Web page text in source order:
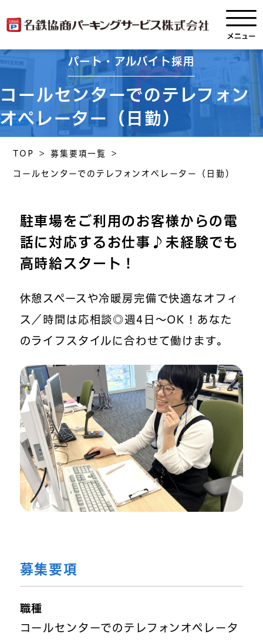
パート・アルバイト採用
コールセンターでのテレフォン
オペレーター（日勤）
TOP > 募集要項一覧 >
コールセンターでのテレフォンオペレーター（日勤）
駐車場をご利用のお客様からの電
話に対応するお仕事♪未経験でも
高時給スタート！
休憩スペースや冷暖房完備で快適なオフィ
ス／時間は応相談◎週4日～OK！あなた
のライフスタイルに合わせて働けます。
募集要項
職種
コールセンターでのテレフォンオペレータ